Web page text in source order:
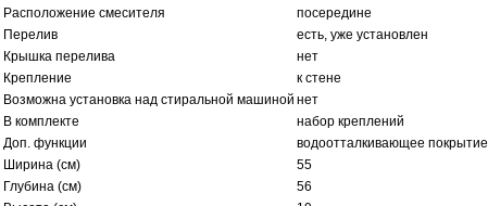
Расположение смесителя
посередине
Перелив
есть, уже установлен
Крышка перелива
нет
Крепление
к стене
Возможна установка над стиральной машиной нет
В комплекте
набор креплений
Доп. функции
водоотталкивающее покрытие
Ширина (см)
55
Глубина (см)
56